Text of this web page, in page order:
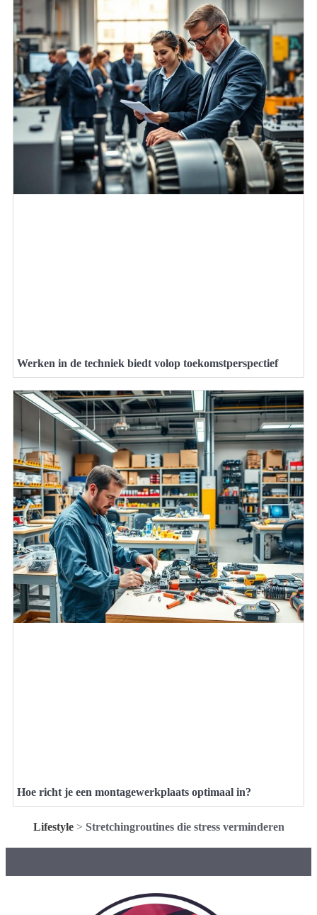
Werken in de techniek biedt volop toekomstperspectief
Hoe richt je een montagewerkplaats optimaal in?
Lifestyle> Stretchingroutines die stress verminderen